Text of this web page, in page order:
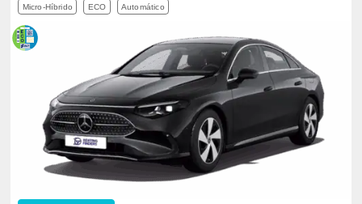
Micro-Híbrido ECO Automático